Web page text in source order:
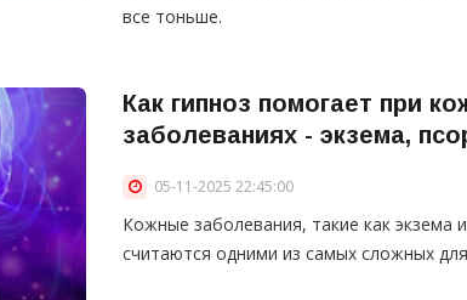
все тоньше.
Как гипноз помогает при
заболеваниях - экзема,
05-11-2025 22:45:00
Кожные заболевания, такие как экзема
считаются одними из самых сложных